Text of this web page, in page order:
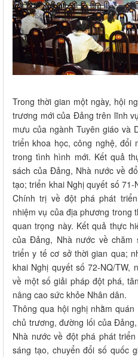
Trong thời gian một ngày, hội
trương mới của Đảng trên lĩnh
mưu của ngành Tuyên giáo và
triển khoa học, công nghệ, đổi
trong tình hình mới. Kết quả
sách của Đảng, Nhà nước về
tạo; triển khai Nghị quyết số
Chính trị về đột phá phát
nhiệm vụ của địa phương trong
quan trọng này. Kết quả thực
của Đảng, Nhà nước về chăm
triển y tế cơ sở thời gian qua;
khai Nghị quyết số 72-NQ/TW,
về một số giải pháp đột phá,
nâng cao sức khỏe Nhân dân.
Thông qua hội nghị nhằm
chủ trương, đường lối của
Nhà nước về đột phá phát
sáng tạo, chuyển đổi số quốc